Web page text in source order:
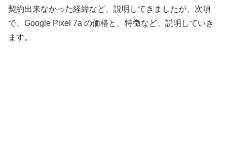
契約出来なかった経緯など、説明してきましたが、次項
で、Google Pixel 7a の価格と、特徴など、説明していき
ます。